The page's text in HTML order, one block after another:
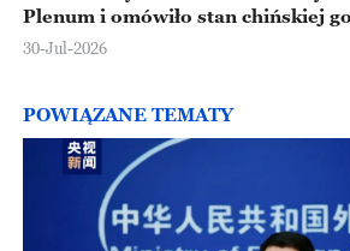
Plenum i omówiło stan chińskiej
30-Jul-2026
POWIĄZANE TEMATY